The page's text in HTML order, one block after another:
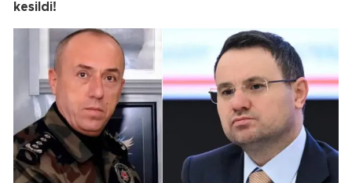
kesildi!